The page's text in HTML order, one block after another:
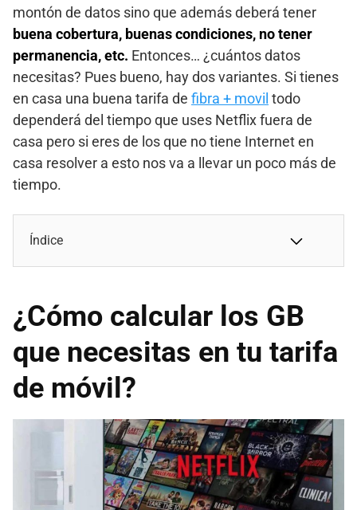
montón de datos sino que además deberá tener
buena cobertura, buenas condiciones, no tener
permanencia, etc. Entonces… ¿cuántos datos
necesitas? Pues bueno, hay dos variantes. Si tienes
en casa una buena tarifa de fibra + movil todo
dependerá del tiempo que uses Netflix fuera de
casa pero si eres de los que no tiene Internet en
casa resolver a esto nos va a llevar un poco más de
tiempo.
Índice
¿Cómo calcular los GB
que necesitas en tu tarifa
de móvil?